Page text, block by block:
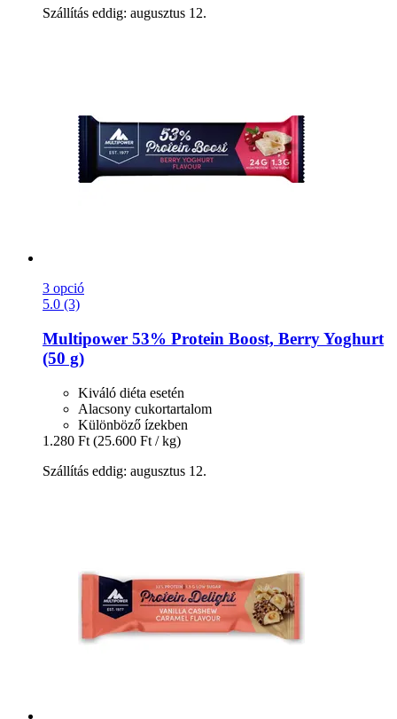
Szállítás eddig: augusztus 12.
3 opció
5.0 (3)
Multipower 53% Protein Boost, Berry Yoghurt
(50 g)
Kiváló diéta esetén
Alacsony cukortartalom
Különböző ízekben
1.280 Ft (25.600 Ft / kg)
Szállítás eddig: augusztus 12.